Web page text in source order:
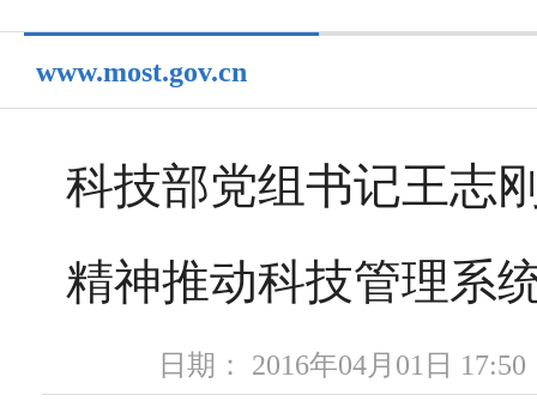
www.most.gov.cn
科技部党组书记王志
精神推动科技管理系
日期： 2016年04月01日